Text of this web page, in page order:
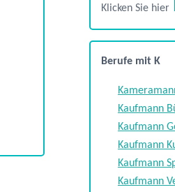
Klicken Sie hier
Berufe mit K
Kaufmann
Kaufmann
Kaufmann
Kaufmann
Kaufmann